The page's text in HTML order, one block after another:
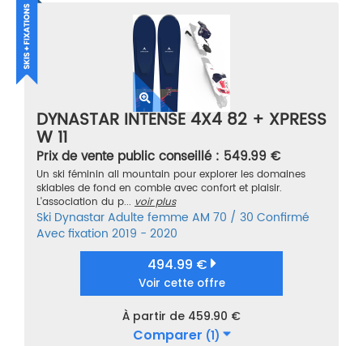
DYNASTAR INTENSE 4X4 82 + XPRESS
W 11
Prix de vente public conseillé : 549.99 €
Un ski féminin all mountain pour explorer les domaines
skiables de fond en comble avec confort et plaisir.
L'association du p... voir plus
Ski DynastarAdulte femme AM 70 / 30 Confirmé
Avec fixation 2019 - 2020
494.99 €
Voir cette offre
À partir de 459.90 €
Comparer (1)